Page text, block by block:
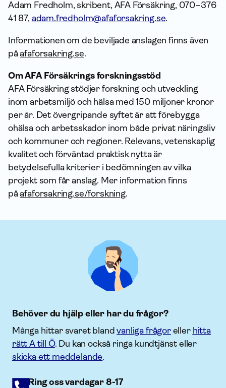
Adam Fredholm, skribent, AFA Försäkring, 070–376
41 87, adam.fredholm@afaforsakring.se.
Informationen om de beviljade anslagen finns även
påafaforsakring.se.
Om AFA Försäkrings forskningsstöd
AFA Försäkring stödjer forskning och utveckling
inom arbetsmiljö och hälsa med 150 miljoner kronor
per år. Det övergripande syftet är att förebygga
ohälsa och arbetsskador inom både privat näringsliv
och kommuner och regioner. Relevans, vetenskaplig
kvalitet och förväntad praktisk nytta är
betydelsefulla kriterier i bedömningen av vilka
projekt som får anslag. Mer information finns
påafaforsakring.se/forskning.
Behöver du hjälp eller har du frågor?
Många hittar svaret blandvanliga frågoreller hitta
rätt A till Ö. Du kan också ringa kundtjänst eller
skicka ett meddelande.
Ring oss vardagar 8-17